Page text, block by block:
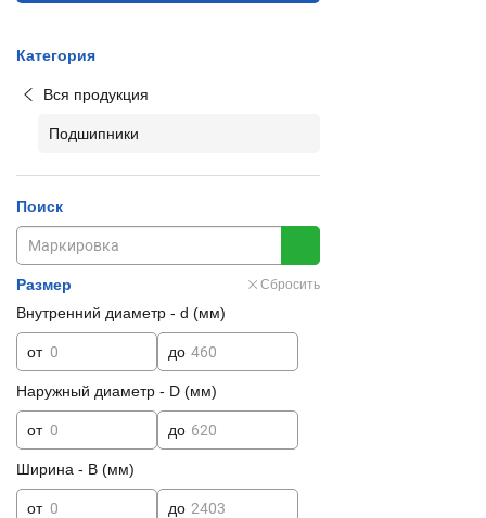
Категория
Вся продукция
Подшипники
Поиск
Размер Сбросить
Внутренний диаметр - d (мм)
от до
Наружный диаметр - D (мм)
от до
Ширина - B (мм)
от до